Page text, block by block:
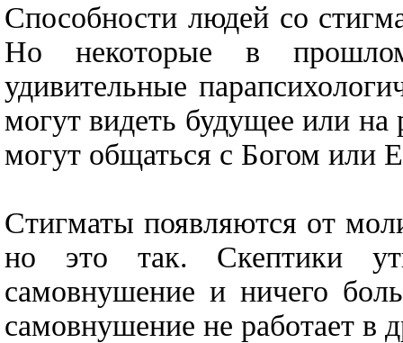
Способности людей со
Но некоторые в
удивительные
могут видеть будущее или на
могут общаться с Богом или
Стигматы появляются от
но это так. Скептики
самовнушение и ничего
самовнушение не работает в